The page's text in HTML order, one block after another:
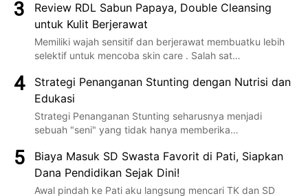
Review RDL Sabun Papaya, Double Cleansing
untuk Kulit Berjerawat
Memiliki wajah sensitif dan berjerawat membuatku lebih
selektif untuk mencoba skin care . Salah sat…
Strategi Penanganan Stunting dengan Nutrisi dan
Edukasi
Strategi Penanganan Stunting seharusnya menjadi
sebuah "seni" yang tidak hanya memberika…
Biaya Masuk SD Swasta Favorit di Pati, Siapkan
Dana Pendidikan Sejak Dini!
Awal pindah ke Pati aku langsung mencari TK dan SD